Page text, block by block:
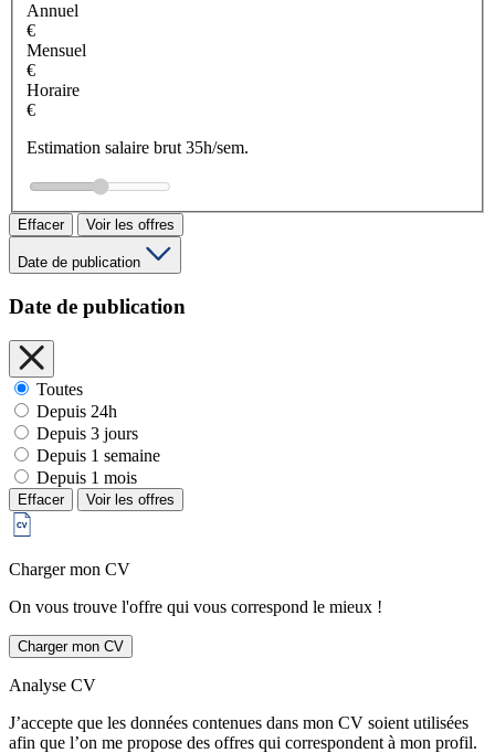
Annuel
€
Mensuel
€
Horaire
€
Estimation salaire brut 35h/sem.
Effacer Voir les offres
Date de publication
Date de publication
Toutes
Depuis 24h
Depuis 3 jours
Depuis 1 semaine
Depuis 1 mois
Effacer Voir les offres
Charger mon CV
On vous trouve l'offre qui vous correspond le mieux !
Charger mon CV
Analyse CV
J’accepte que les données contenues dans mon CV soient utilisées
afin que l’on me propose des offres qui correspondent à mon profil.